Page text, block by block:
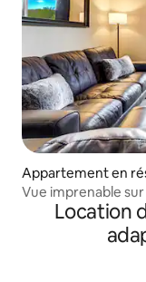
Appartement en
s
Vue imprenable sur
Location